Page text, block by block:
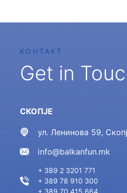
КОНТАКТ
Get in
СКОПЈЕ
ул. Ленинова 59,
info@balkanfun.mk
+ 389 2 3201 771
+ 389 78 910 300
+ 389 70 415 664